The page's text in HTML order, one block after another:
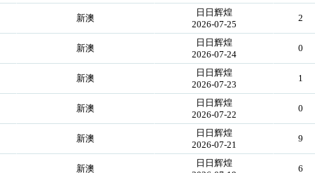
新澳
日日辉煌
2026-07-25
2
新澳
日日辉煌
2026-07-24
0
新澳
日日辉煌
2026-07-23
1
新澳
日日辉煌
2026-07-22
0
新澳
日日辉煌
2026-07-21
9
新澳
日日辉煌
6